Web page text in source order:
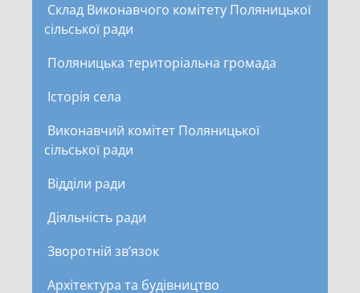
Склад Виконавчого комітету Поляницької
сільської ради
Поляницька територіальна громада
Історія села
Виконавчий комітет Поляницької
сільської ради
Відділи ради
Діяльність ради
Зворотній зв’язок
Архітектура та будівництво